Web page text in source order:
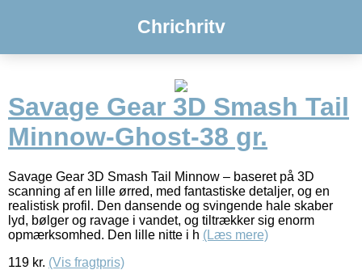
Chrichritv
Savage Gear 3D Smash Tail
Minnow-Ghost-38 gr.
Savage Gear 3D Smash Tail Minnow – baseret på 3D
scanning af en lille ørred, med fantastiske detaljer, og en
realistisk profil. Den dansende og svingende hale skaber
lyd, bølger og ravage i vandet, og tiltrækker sig enorm
opmærksomhed. Den lille nitte i h (Læs mere)
119 kr. (Vis fragtpris)